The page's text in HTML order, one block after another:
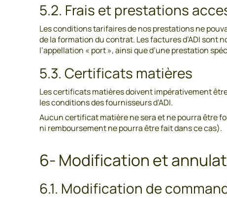
5.2. Frais et prestations
Les conditions tarifaires de nos prestations ne
de la formation du contrat. Les factures d’ADI
l’appellation « port », ainsi que d’une prestation
5.3. Certificats matières
Les certificats matières doivent impérativement
les conditions des fournisseurs d’ADI.
Aucun certificat matière ne sera et ne pourra être
ni remboursement ne pourra être fait dans ce cas).
6- Modification et
6.1. Modification de